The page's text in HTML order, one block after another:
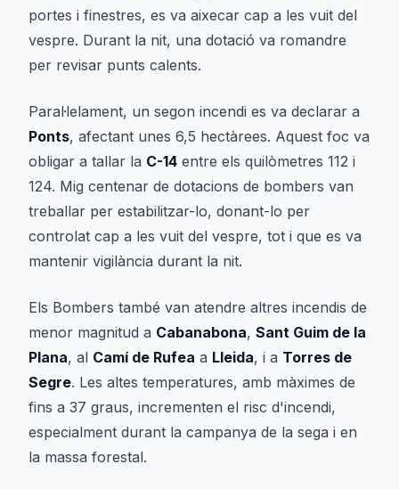
portes i finestres, es va aixecar cap a les vuit del
vespre. Durant la nit, una dotació va romandre
per revisar punts calents.
Paral·lelament, un segon incendi es va declarar a
Ponts, afectant unes 6,5 hectàrees. Aquest foc va
obligar a tallar la C-14 entre els quilòmetres 112 i
124. Mig centenar de dotacions de bombers van
treballar per estabilitzar-lo, donant-lo per
controlat cap a les vuit del vespre, tot i que es va
mantenir vigilància durant la nit.
Els Bombers també van atendre altres incendis de
menor magnitud a Cabanabona, Sant Guim de la
Plana, al Camí de Rufea a Lleida, i a Torres de
Segre. Les altes temperatures, amb màximes de
fins a 37 graus, incrementen el risc d'incendi,
especialment durant la campanya de la sega i en
la massa forestal.